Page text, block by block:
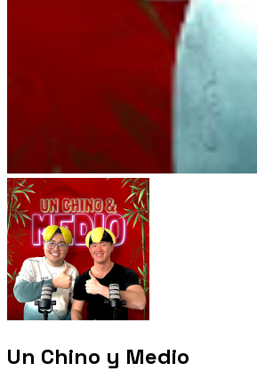
Un Chino y Medio